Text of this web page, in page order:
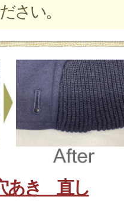
さい。
あき 直し